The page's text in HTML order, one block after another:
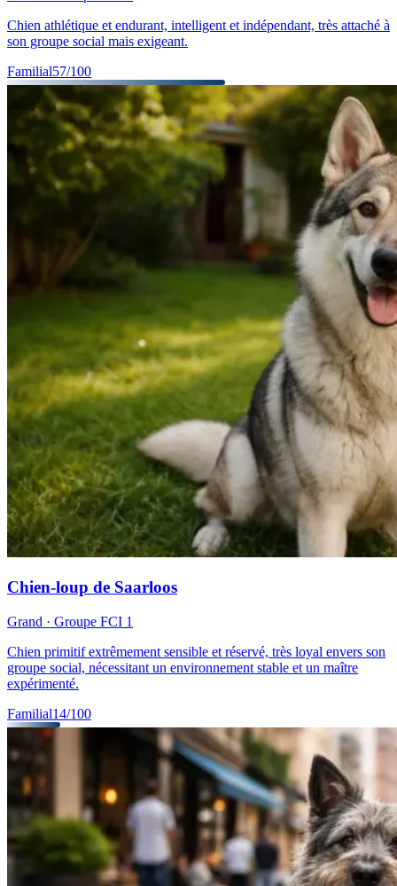
Chien athlétique et endurant, intelligent et indépendant, très attaché à
son groupe social mais exigeant.
Familial57/100
Chien-loup de Saarloos
Grand · Groupe FCI 1
Chien primitif extrêmement sensible et réservé, très loyal envers son
groupe social, nécessitant un environnement stable et un maître
expérimenté.
Familial14/100